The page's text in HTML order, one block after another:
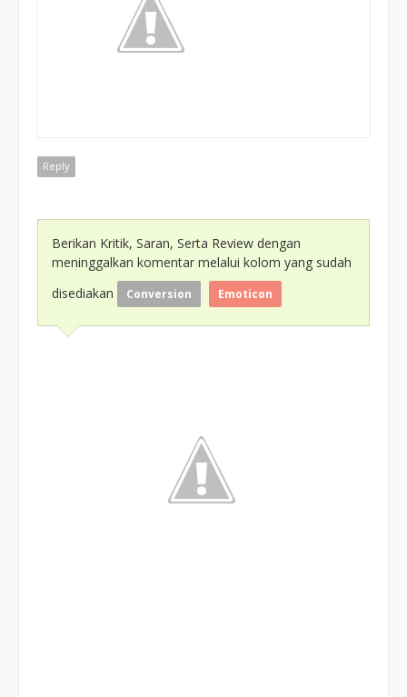
Reply
Berikan Kritik, Saran, Serta Review dengan
meninggalkan komentar melalui kolom yang sudah
disediakan
Conversion Emoticon